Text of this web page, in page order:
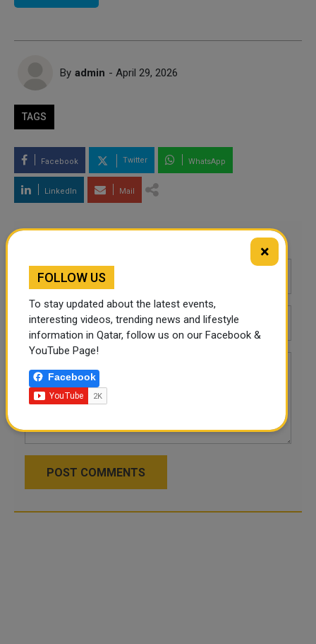
By admin - April 29, 2026
TAGS
Facebook Twitter WhatsApp
LinkedIn Mail
POST COMMENTS
×
FOLLOW US
To stay updated about the latest events,
interesting videos, trending news and lifestyle
information in Qatar, follow us on our Facebook &
YouTube Page!
Facebook